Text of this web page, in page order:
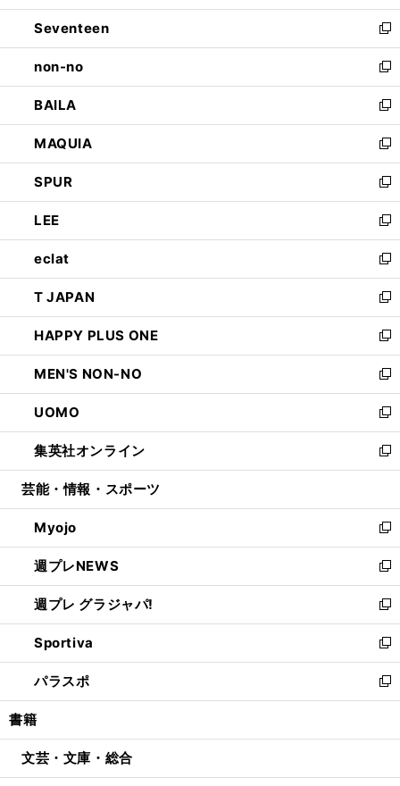
開
く
ウ
で
開
く
ン
ド
ウ
で
開
く
Seventeen
新
し
い
ウ
ィ
ン
ド
ウ
で
開
く
non-no
新
し
い
ウ
ィ
ン
ド
ウ
で
開
く
BAILA
新
し
い
ウ
ィ
ン
ド
ウ
で
開
く
MAQUIA
新
し
い
ウ
ィ
ン
ド
ウ
で
開
く
SPUR
新
し
い
ウ
ィ
ン
ド
ウ
で
開
く
LEE
新
し
い
ウ
ィ
ン
ド
ウ
で
開
く
eclat
新
し
い
ウ
ィ
ン
ド
ウ
で
開
く
T JAPAN
新
し
い
ウ
ィ
ン
ド
ウ
で
開
HAPPY PLUS ONE
新
し
い
ウ
ィ
ン
ド
ウ
開
く
MEN'S NON-NO
新
し
い
ウ
ィ
ン
ウ
で
開
く
UOMO
新
し
い
ウ
ン
ド
ウ
で
開
く
集英社オンライン
新
し
ウ
ィ
ン
ド
ウ
で
開
く
芸能・情報・スポーツ
Myojo
新
し
い
ウ
ィ
ン
ド
ウ
で
開
週プレNEWS
新
し
い
ウ
ィ
ン
ド
ウ
開
週プレ グラジャパ!
新
し
い
ウ
ィ
ン
ウ
開
Sportiva
新
し
い
ウ
ン
ウ
パラスポ
新
し
ウ
ン
書籍
文芸・文庫・総合